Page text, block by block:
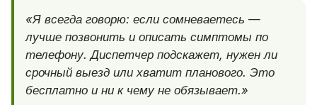
«Я всегда говорю: если сомневаетесь —
лучше позвонить и описать симптомы по
телефону. Диспетчер подскажет, нужен ли
срочный выезд или хватит планового. Это
бесплатно и ни к чему не обязывает.»